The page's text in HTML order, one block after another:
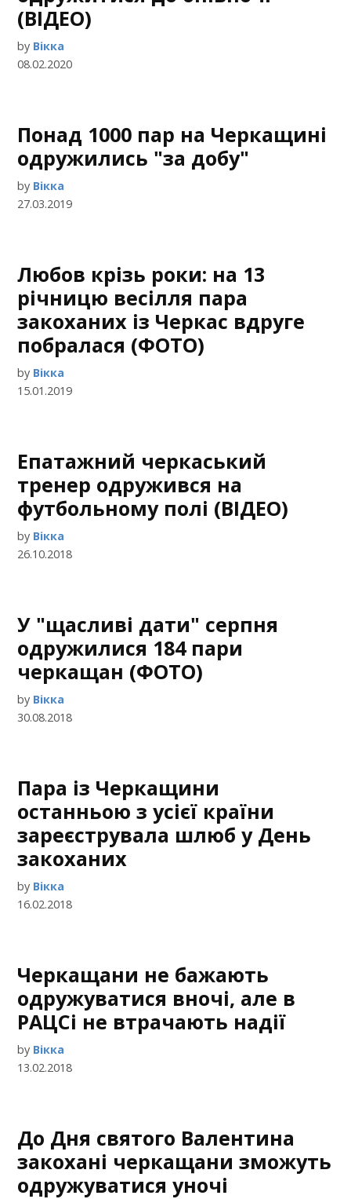
(ВІДЕО)
by Вікка
08.02.2020
Понад 1000 пар на Черкащині
одружились "за добу"
by Вікка
27.03.2019
Любов крізь роки: на 13
річницю весілля пара
закоханих із Черкас вдруге
побралася (ФОТО)
by Вікка
15.01.2019
Епатажний черкаський
тренер одружився на
футбольному полі (ВІДЕО)
by Вікка
26.10.2018
У "щасливі дати" серпня
одружилися 184 пари
черкащан (ФОТО)
by Вікка
30.08.2018
Пара із Черкащини
останньою з усієї країни
зареєструвала шлюб у День
закоханих
by Вікка
16.02.2018
Черкащани не бажають
одружуватися вночі, але в
РАЦСі не втрачають надії
by Вікка
13.02.2018
До Дня святого Валентина
закохані черкащани зможуть
одружуватися уночі